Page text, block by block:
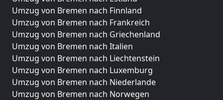
Umzug von Bremen nach Finnland
Umzug von Bremen nach Frankreich
Umzug von Bremen nach Griechenland
Umzug von Bremen nach Italien
Umzug von Bremen nach Liechtenstein
Umzug von Bremen nach Luxemburg
Umzug von Bremen nach Niederlande
Umzug von Bremen nach Norwegen